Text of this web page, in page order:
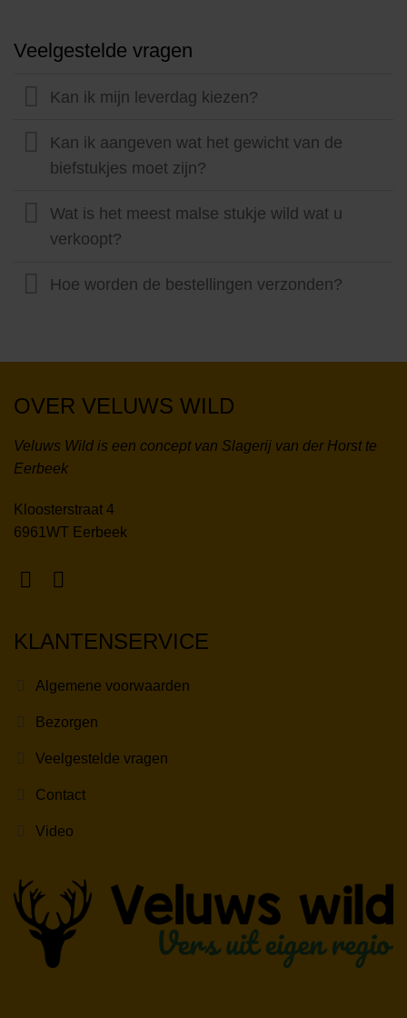
Veelgestelde vragen
Kan ik mijn leverdag kiezen?
Kan ik aangeven wat het gewicht van de
biefstukjes moet zijn?
Wat is het meest malse stukje wild wat u
verkoopt?
Hoe worden de bestellingen verzonden?
OVER VELUWS WILD
Veluws Wild is een concept van Slagerij van der Horst te
Eerbeek
Kloosterstraat 4
6961WT Eerbeek
KLANTENSERVICE
Algemene voorwaarden
Bezorgen
Veelgestelde vragen
Contact
Video